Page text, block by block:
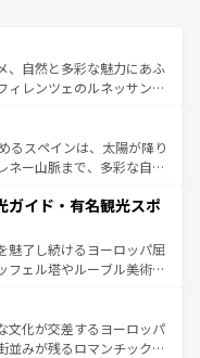
、自然と多彩な魅力にあふ
ィレンツェのルネッサンス
景やアマルフィ海岸の絶
。観光の合間には、本場の
リア料理を堪能することも
れない旅をしてみよう！
るスペインは、太陽が降り
ネー山脈まで、多彩な自然
なフラメンコ、熱気あふ
が生活の一部となってい
た雰囲気や、バルセロナの
では古代ローマ遺跡や中世
異なるスペインはその個
れる人を魅了する。 なお、新着のスペイン情報は コ
。
ガイド・有名観光スポ
魅了し続けるヨーロッパ屈
フェル塔やルーブル美術館
華麗な宮殿、歴史的な大
かな自然が、訪れる者を心
は美食の国としても知ら
文化が交差するヨーロッパ
並みが残るロマンチック街